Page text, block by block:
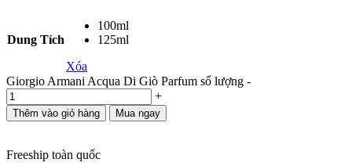
Dung Tích
100ml
125ml
Xóa
Giorgio Armani Acqua Di Giò Parfum số lượng -
+
Thêm vào giỏ hàng Mua ngay
Freeship toàn quốc